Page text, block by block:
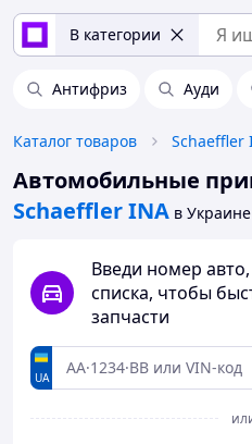
В категории
Антифриз Ауди
Каталог товаров Schaeffler
Автомобильные
Schaeffler INA в Украине
Введи номер
списка, чтобы
запчасти
UA